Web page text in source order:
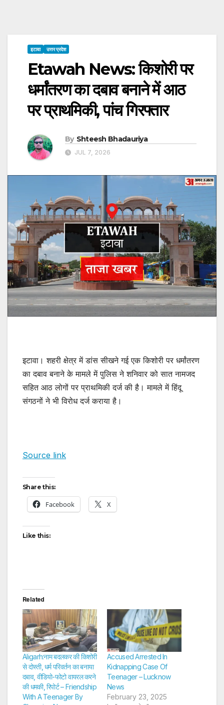
इटावा उत्तर प्रदेश
Etawah News: किशोरी पर
धर्मांतरण का दबाव बनाने में आठ
पर प्राथमिकी, पांच गिरफ्तार
By Shteesh Bhadauriya
JUL 7, 2026
इटावा। शहरी क्षेत्र में डांस सीखने गई एक किशोरी पर धर्मांतरण
का दबाव बनाने के मामले में पुलिस ने शनिवार को सात नामजद
सहित आठ लोगों पर प्राथमिकी दर्ज की है। मामले में हिंदू
संगठनों ने भी विरोध दर्ज कराया है।
Source link
Share this:
Facebook X
Like this:
Related
Aligarh:नाम बदलकर की किशोरी
से दोस्ती, धर्म परिवर्तन का बनाया
दबाव, वीडियो-फोटो वायरल करने
की धमकी, रिपोर्ट – Friendship
With A Teenager By
Accused Arrested In
Kidnapping Case Of
Teenager – Lucknow
News
February 23, 2025